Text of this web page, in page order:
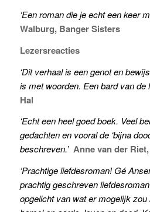
‘Een roman die je echt een keer
Walburg, Banger Sisters
Lezersreacties
‘Dit verhaal is een genot en
is met woorden. Een bard van de
Hal
‘Echt een heel goed boek. Veel
gedachten en vooral de ‘bijna
beschreven.’ Anne van der Riet,
‘Prachtige liefdesroman! Gé
prachtig geschreven
opgelicht van wat er mogelijk